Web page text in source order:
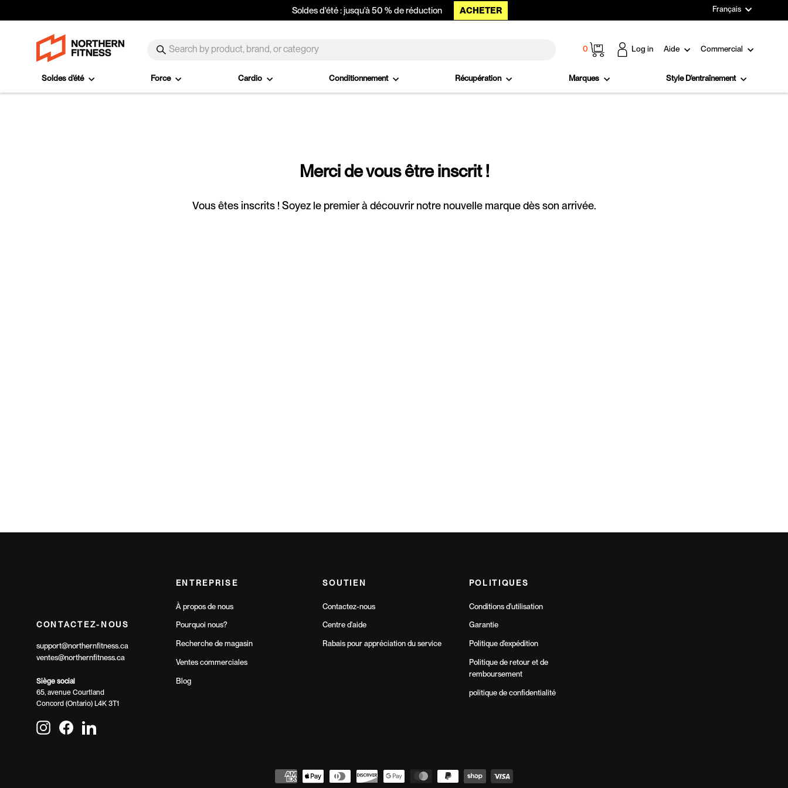
Soldes d'été : jusqu'à 50 % de réduction ACHETER Langue
Français
Recherche 0 Panier Log in Aide Commercial
Soldes d'été Force Cardio Conditionnement Récupération Marques Style D'entraînement
Merci de vous être inscrit !
Vous êtes inscrits ! Soyez le premier à découvrir notre nouvelle marque dès son arrivée.
CONTACTEZ-NOUS
support@northernfitness.ca
ventes@northernfitness.ca
Siège social
65, avenue Courtland
Concord (Ontario) L4K 3T1
InstagramFacebookLinkedIn
ENTREPRISE
À propos de nous
Pourquoi nous?
Recherche de magasin
Ventes commerciales
Blog
SOUTIEN
Contactez-nous
Centre d'aide
Rabais pour appréciation du service
POLITIQUES
Conditions d'utilisation
Garantie
Politique d'expédition
Politique de retour et de
remboursement
politique de confidentialité